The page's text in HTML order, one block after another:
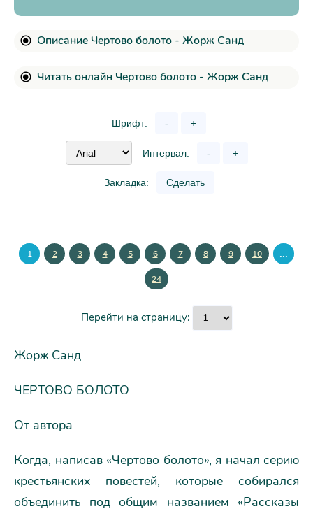
Описание Чертово болото - Жорж Санд
Читать онлайн Чертово болото - Жорж Санд
Шрифт: - +
Интервал: - +
Закладка: Сделать
1 2 3 4 5 6 7 8 9 10 ...
24
Перейти на страницу:
Жорж Санд
ЧЕРТОВО БОЛОТО
От автора
Когда, написав «Чертово болото», я начал серию
крестьянских повестей, которые собирался
объединить под общим названием «Рассказы